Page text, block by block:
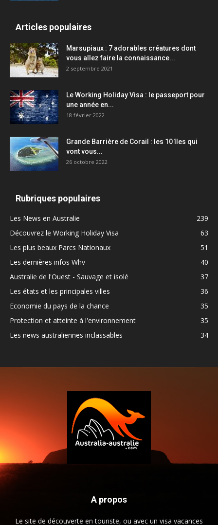
Articles populaires
Marsupiaux : 7 adorables créatures dont
vous allez faire la connaissance...
2 septembre 2021
Le Working Holiday Visa : le passeport pour
une année en...
18 février 2022
Grande Barrière de Corail : les 10 îles qui
vont vous...
26 octobre 2022
Rubriques populaires
Les News en Australie
239
Découvrez le Working Holiday Visa
63
Les plus beaux Parcs Nationaux
51
Les dernières infos Whv
40
Australie de l'Ouest - Sauvage et isolé
37
Les états et les principales villes
36
Economie du pays de la chance
35
Protection et atteinte à l'environnement
35
Les news australiennes inclassables
34
A propos
Le site de découverte en touriste, ou avec un visa vacances